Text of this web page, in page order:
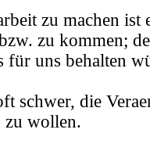
zu machen ist
zu kommen;
uns behalten
schwer, die
zu wollen.